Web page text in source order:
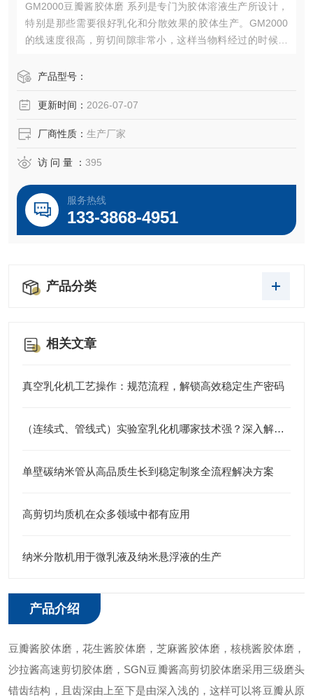
GM2000豆瓣酱胶体磨 系列是专门为胶体溶液生产所设计，
特别是那些需要很好乳化和分散效果的胶体生产。GM2000
的线速度很高，剪切间隙非常小，这样当物料经过的时候，
子被制成圆椎形，具有精细度递升的三级锯齿突起和凹槽。
增强的流体湍流下，凹槽在每级都可以改变方向。
产品型号：
更新时间： 2026-07-07
厂商性质： 生产厂家
访 问 量 ： 395
服务热线
133-3868-4951
产品分类
相关文章
真空乳化机工艺操作：规范流程，解锁高效稳定生产密码
（连续式、管线式）实验室乳化机哪家技术强？深入解析江苏思峻的高剪切与纳米级分散秘诀
单壁碳纳米管从高品质生长到稳定制浆全流程解决方案
高剪切均质机在众多领域中都有应用
纳米分散机用于微乳液及纳米悬浮液的生产
产品介绍
豆瓣酱胶体磨，花生酱胶体磨，芝麻酱胶体磨，核桃酱胶体磨，
沙拉酱高速剪切胶体磨， SGN豆瓣酱高剪切胶体磨采用三级磨头
错齿结构，且齿深由上至下是由深入浅的，这样可以将豆瓣从原